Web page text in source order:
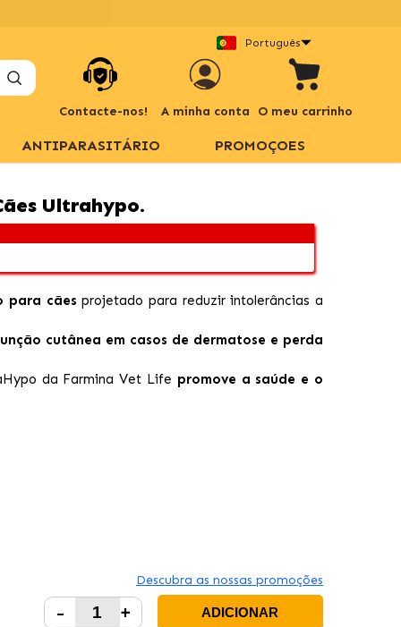
Português
Contacte-nos! A minha conta O meu carrinho
ANTIPARASITÁRIO PROMOÇOES
Ultrahypo.
para cães projetado para reduzir intolerâncias a
cutânea em casos de dermatose e perda
da Farmina Vet Life promove a saúde e o
Descubra as nossas promoções
- + ADICIONAR